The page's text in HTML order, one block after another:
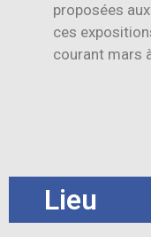
proposées
ces
courant mars
Lieu